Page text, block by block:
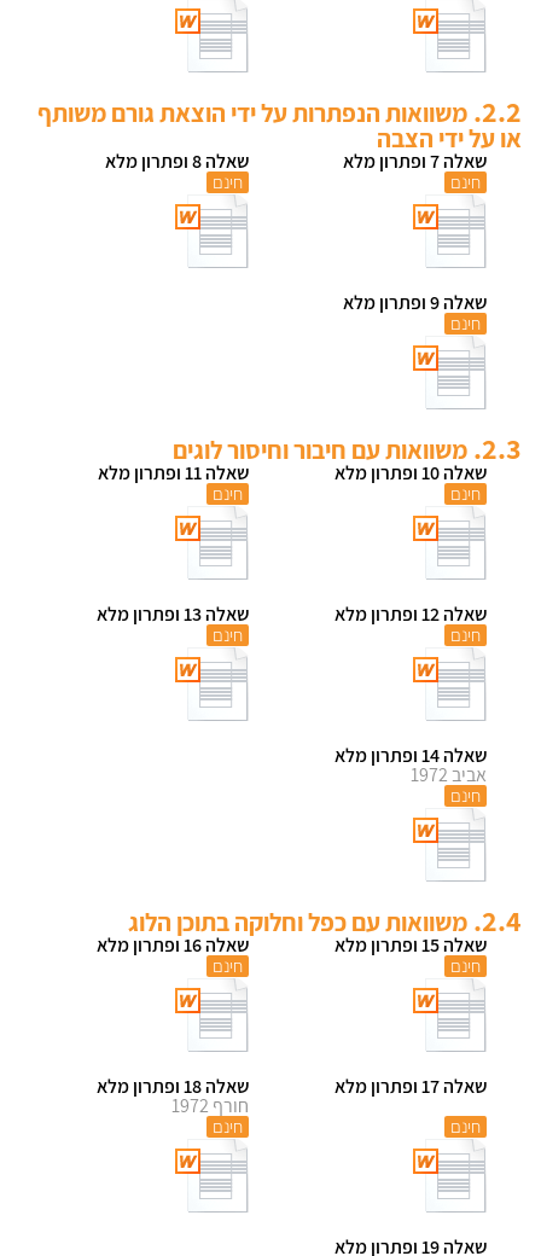
2.2. משוואות הנפתרות על ידי הוצאת גורם משותף
או על ידי הצבה
שאלה 7 ופתרון מלא
חינם
שאלה 8 ופתרון מלא
חינם
שאלה 9 ופתרון מלא
חינם
2.3. משוואות עם חיבור וחיסור לוגים
שאלה 10 ופתרון מלא
חינם
שאלה 11 ופתרון מלא
חינם
שאלה 12 ופתרון מלא
חינם
שאלה 13 ופתרון מלא
חינם
שאלה 14 ופתרון מלא
אביב 1972
חינם
2.4. משוואות עם כפל וחלוקה בתוכן הלוג
שאלה 15 ופתרון מלא
חינם
שאלה 16 ופתרון מלא
חינם
שאלה 17 ופתרון מלא
חינם
שאלה 18 ופתרון מלא
חורף 1972
חינם
שאלה 19 ופתרון מלא